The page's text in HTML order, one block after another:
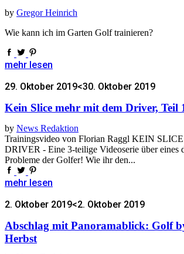
by Gregor Heinrich
Wie kann ich im Garten Golf trainieren?
mehr lesen
29. Oktober 2019<30. Oktober 2019
Kein Slice mehr mit dem Driver, Teil
by News Redaktion
Trainingsvideo von Florian Raggl KEIN
DRIVER - Eine 3-teilige Videoserie über eines
Probleme der Golfer! Wie ihr den...
mehr lesen
2. Oktober 2019<2. Oktober 2019
Abschlag mit Panoramablick: Golf
Herbst